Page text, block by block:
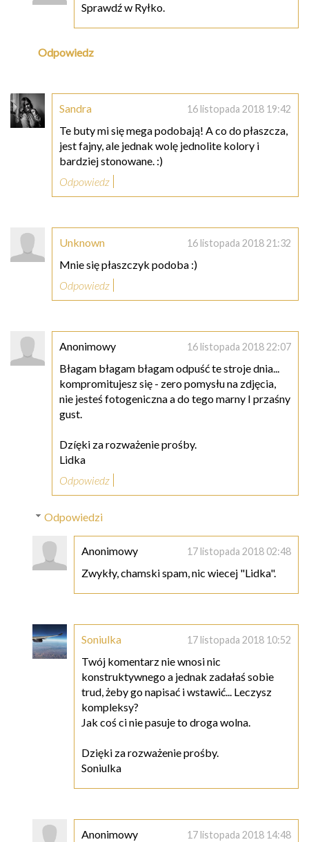
Sprawdź w Ryłko.
Odpowiedz
Sandra 16 listopada 2018 19:42
Te buty mi się mega podobają! A co do płaszcza,
jest fajny, ale jednak wolę jednolite kolory i
bardziej stonowane. :)
Odpowiedz
Unknown 16 listopada 2018 21:32
Mnie się płaszczyk podoba :)
Odpowiedz
Anonimowy 16 listopada 2018 22:07
Błagam błagam błagam odpuść te stroje dnia...
kompromitujesz się - zero pomysłu na zdjęcia,
nie jesteś fotogeniczna a do tego marny I przaśny
gust.
Dzíęki za rozważenie prośby.
Lidka
Odpowiedz
Odpowiedzi
Anonimowy 17 listopada 2018 02:48
Zwykły, chamski spam, nic wiecej "Lidka".
Soniulka 17 listopada 2018 10:52
Twój komentarz nie wnosi nic
konstruktywnego a jednak zadałaś sobie
trud, żeby go napisać i wstawić... Leczysz
kompleksy?
Jak coś ci nie pasuje to droga wolna.
Dzięki za rozważenie prośby.
Soniulka
Anonimowy 17 listopada 2018 14:48